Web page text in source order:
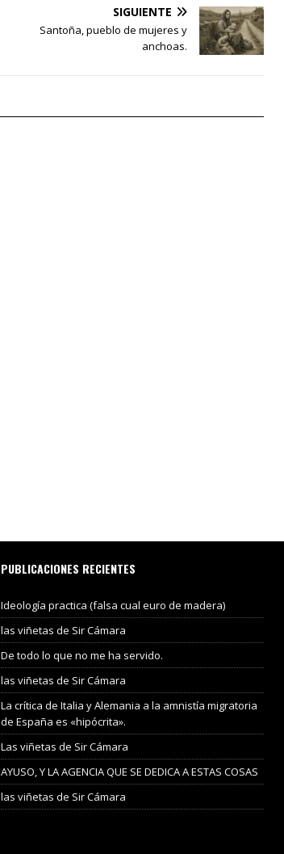
SIGUIENTE
Santoña, pueblo de mujeres y
anchoas.
PUBLICACIONES RECIENTES
Ideología practica (falsa cual euro de madera)
las viñetas de Sir Cámara
De todo lo que no me ha servido.
las viñetas de Sir Cámara
La crítica de Italia y Alemania a la amnistía migratoria
de España es «hipócrita».
Las viñetas de Sir Cámara
AYUSO, Y LA AGENCIA QUE SE DEDICA A ESTAS COSAS
las viñetas de Sir Cámara